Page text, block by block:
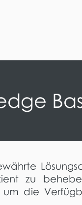
zu
die